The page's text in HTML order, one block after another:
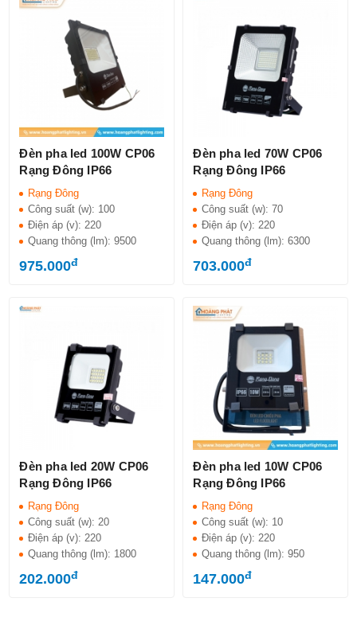
Đèn pha led 100W CP06
Rạng Đông IP66
Rạng Đông
Công suất (w): 100
Điện áp (v):220
Quang thông (lm):9500
975.000đ
Đèn pha led 70W CP06
Rạng Đông IP66
Rạng Đông
Công suất (w):70
Điện áp (v):220
Quang thông (lm):6300
703.000đ
Đèn pha led 20W CP06
Rạng Đông IP66
Rạng Đông
Công suất (w):20
Điện áp (v):220
Quang thông (lm): 1800
202.000đ
Đèn pha led 10W CP06
Rạng Đông IP66
Rạng Đông
Công suất (w): 10
Điện áp (v):220
Quang thông (lm):950
147.000đ